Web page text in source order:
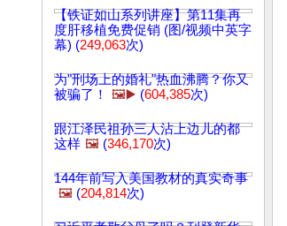
【铁证如山系列讲座】第11集再
度肝移植免费促销 (图/视频中英字
幕) (249,063次)
为"刑场上的婚礼"热血沸腾？你又
被骗了！
🖼️▶️ (604,385次)
跟江泽民祖孙三人沾上边儿的都
这样 🖼️ (346,170次)
144年前写入美国教材的真实奇事
🖼️ (204,814次)